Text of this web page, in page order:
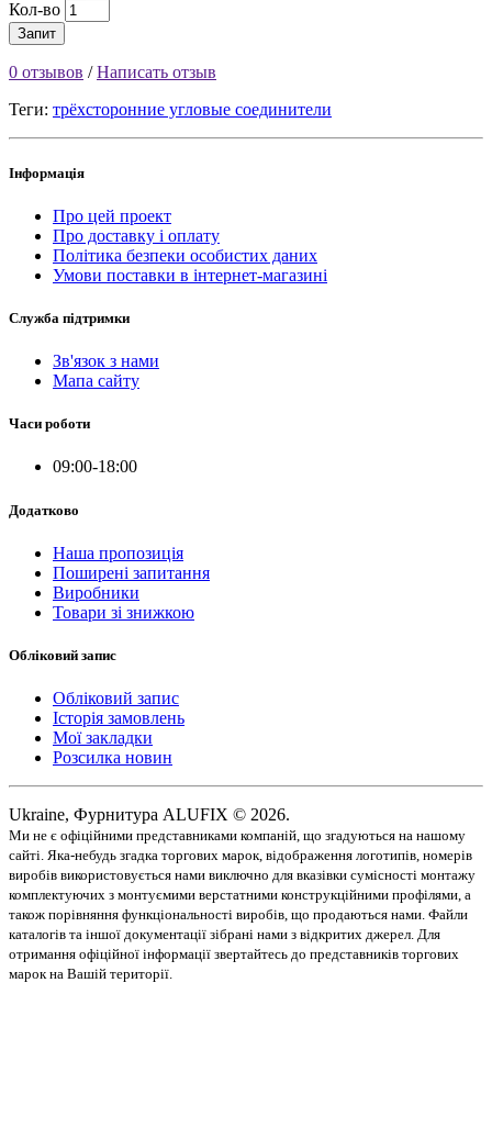
Кол-во
Запит
0 отзывов /Написать отзыв
Теги: трёхсторонние угловые соединители
Інформація
Про цей проект
Про доставку і оплату
Політика безпеки особистих даних
Умови поставки в інтернет-магазині
Служба підтримки
Зв'язок з нами
Мапа сайту
Часи роботи
09:00-18:00
Додатково
Наша пропозиція
Поширені запитання
Виробники
Товари зі знижкою
Обліковий запис
Обліковий запис
Історія замовлень
Мої закладки
Розсилка новин
Ukraine, Фурнитура ALUFIX © 2026.
Ми не є офіційними представниками компаній, що згадуються на нашому
сайті. Яка-небудь згадка торгових марок, відображення логотипів, номерів
виробів використовується нами виключно для вказівки сумісності монтажу
комплектуючих з монтуємими верстатними конструкційними профілями, а
також порівняння функціональності виробів, що продаються нами. Файли
каталогів та іншої документації зібрані нами з відкритих джерел. Для
отримання офіційної інформації звертайтесь до представників торгових
марок на Вашій території.